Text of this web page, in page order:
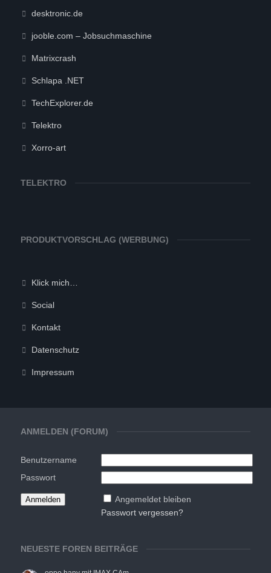
ANMELDEN (FORUM)
Benutzername
Passwort
Angemeldet bleiben
Passwort vergessen?
NEUESTE FOREN BEITRÄGE
desktronic.de
jooble.com – Jobsuchmaschine
Matrixcrash
Schlapa .NET
TechExplorer.de
Telektro
Xorro-art
TELEKTRO
PRODUKTVORSCHLAG (WERBUNG)
Klick mich…
Social
Kontakt
Datenschutz
Impressum